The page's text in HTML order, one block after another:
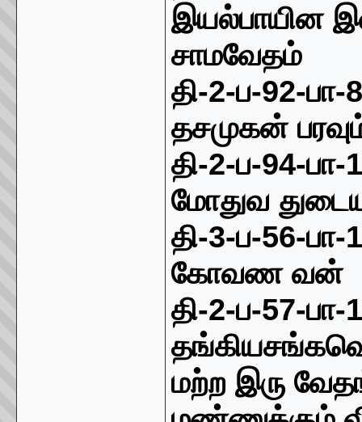
இயல்பாயின இ
சாமவேதம்
தி-2-ப-92-பா-
தசமுகன்
தி-2-ப-94-பா-
மோதுவ
தி-3-ப-56-பா-
கோவண வன்
தி-2-ப-57-பா-1
தங்கிய
மற்ற இரு